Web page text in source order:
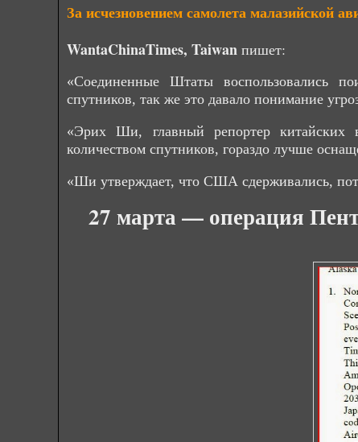
За исчезновением самолета малазийской
WantaChinaTimes, Taiwan пишет:
«Соединенные Штаты воспользовались
спутников, так же это давало понимание
«Эрих Ши, главный репортер китайских
количеством спутников, гораздо лучше
«Ши утверждает, что США сдерживались,
27 марта — операция